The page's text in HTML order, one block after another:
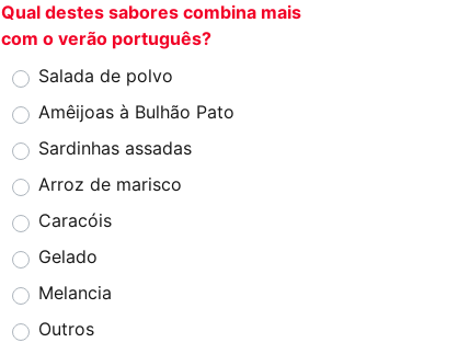
Qual destes sabores combina mais
com o verão português?
Salada de polvo
Amêijoas à Bulhão Pato
Sardinhas assadas
Arroz de marisco
Caracóis
Gelado
Melancia
Outros